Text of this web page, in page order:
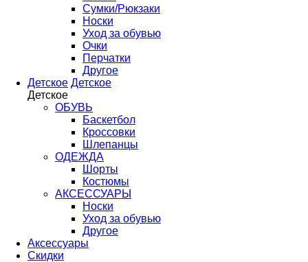
Сумки/Рюкзаки
Носки
Уход за обувью
Очки
Перчатки
Другое
Детское Детское
Детское
ОБУВЬ
Баскетбол
Кроссовки
Шлепанцы
ОДЕЖДА
Шорты
Костюмы
АКСЕССУАРЫ
Носки
Уход за обувью
Другое
Аксессуары
Скидки